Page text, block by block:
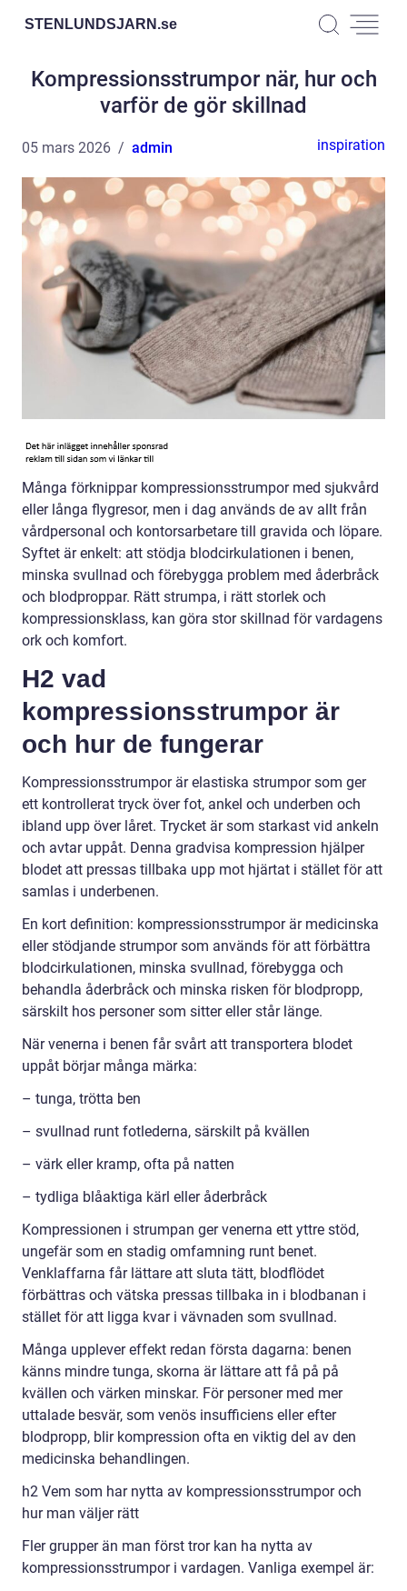
STENLUNDSJARN.se
Kompressionsstrumpor när, hur och
varför de gör skillnad
05 mars 2026 admin inspiration
Många förknippar kompressionsstrumpor med sjukvård
eller långa flygresor, men i dag används de av allt från
vårdpersonal och kontorsarbetare till gravida och löpare.
Syftet är enkelt: att stödja blodcirkulationen i benen,
minska svullnad och förebygga problem med åderbråck
och blodproppar. Rätt strumpa, i rätt storlek och
kompressionsklass, kan göra stor skillnad för vardagens
ork och komfort.
H2 vad
kompressionsstrumpor är
och hur de fungerar
Kompressionsstrumpor är elastiska strumpor som ger
ett kontrollerat tryck över fot, ankel och underben och
ibland upp över låret. Trycket är som starkast vid ankeln
och avtar uppåt. Denna gradvisa kompression hjälper
blodet att pressas tillbaka upp mot hjärtat i stället för att
samlas i underbenen.
En kort definition: kompressionsstrumpor är medicinska
eller stödjande strumpor som används för att förbättra
blodcirkulationen, minska svullnad, förebygga och
behandla åderbråck och minska risken för blodpropp,
särskilt hos personer som sitter eller står länge.
När venerna i benen får svårt att transportera blodet
uppåt börjar många märka:
– tunga, trötta ben
– svullnad runt fotlederna, särskilt på kvällen
– värk eller kramp, ofta på natten
– tydliga blåaktiga kärl eller åderbråck
Kompressionen i strumpan ger venerna ett yttre stöd,
ungefär som en stadig omfamning runt benet.
Venklaffarna får lättare att sluta tätt, blodflödet
förbättras och vätska pressas tillbaka in i blodbanan i
stället för att ligga kvar i vävnaden som svullnad.
Många upplever effekt redan första dagarna: benen
känns mindre tunga, skorna är lättare att få på på
kvällen och värken minskar. För personer med mer
uttalade besvär, som venös insufficiens eller efter
blodpropp, blir kompression ofta en viktig del av den
medicinska behandlingen.
h2 Vem som har nytta av kompressionsstrumpor och
hur man väljer rätt
Fler grupper än man först tror kan ha nytta av
kompressionsstrumpor i vardagen. Vanliga exempel är: